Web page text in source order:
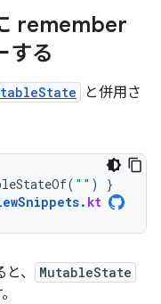
remember
する
と併用さ
( "" )
}
. kt
、 MutableState